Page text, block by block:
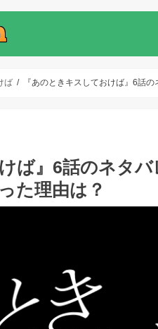
ば 『あのときキスしておけば』6話
ば』6話のネタ
た理由は？